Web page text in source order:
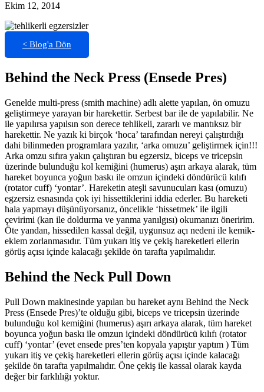
Ekim 12, 2014
< Blog'a Dön
Behind the Neck Press (Ensede Pres)
Genelde multi-press (smith machine) adlı alette yapılan, ön omuzu
geliştirmeye yarayan bir harekettir. Serbest bar ile de yapılabilir. Ne
ile yapılırsa yapılsın son derece tehlikeli, zararlı ve mantıksız bir
harekettir. Ne yazık ki birçok ‘hoca’ tarafından nereyi çalıştırdığı
dahi bilinmeden programlara yazılır, ‘arka omuzu’ geliştirmek için!!!
Arka omzu sıfıra yakın çalıştıran bu egzersiz, biceps ve tricepsin
üzerinde bulunduğu kol kemiğini (humerus) aşırı arkaya alarak, tüm
hareket boyunca yoğun baskı ile omzun içindeki döndürücü kılıfı
(rotator cuff) ‘yontar’. Hareketin ateşli savunucuları kası (omuzu)
egzersiz esnasında çok iyi hissettiklerini iddia ederler. Bu hareketi
hala yapmayı düşünüyorsanız, öncelikle ‘hissetmek’ ile ilgili
çevirimi (kan ile doldurma ve yanma yanılgısı) okumanızı öneririm.
Öte yandan, hissedilen kassal değil, uygunsuz açı nedeni ile kemik-
eklem zorlanmasıdır. Tüm yukarı itiş ve çekiş hareketleri ellerin
görüş açısı içinde kalacağı şekilde ön tarafta yapılmalıdır.
Behind the Neck Pull Down
Pull Down makinesinde yapılan bu hareket aynı Behind the Neck
Press (Ensede Pres)’te olduğu gibi, biceps ve tricepsin üzerinde
bulunduğu kol kemiğini (humerus) aşırı arkaya alarak, tüm hareket
boyunca yoğun baskı ile omzun içindeki döndürücü kılıfı (rotator
cuff) ‘yontar’ (evet ensede pres’ten kopyala yapıştır yaptım ) Tüm
yukarı itiş ve çekiş hareketleri ellerin görüş açısı içinde kalacağı
şekilde ön tarafta yapılmalıdır. Öne çekiş ile kassal olarak kayda
değer bir farklılığı yoktur.